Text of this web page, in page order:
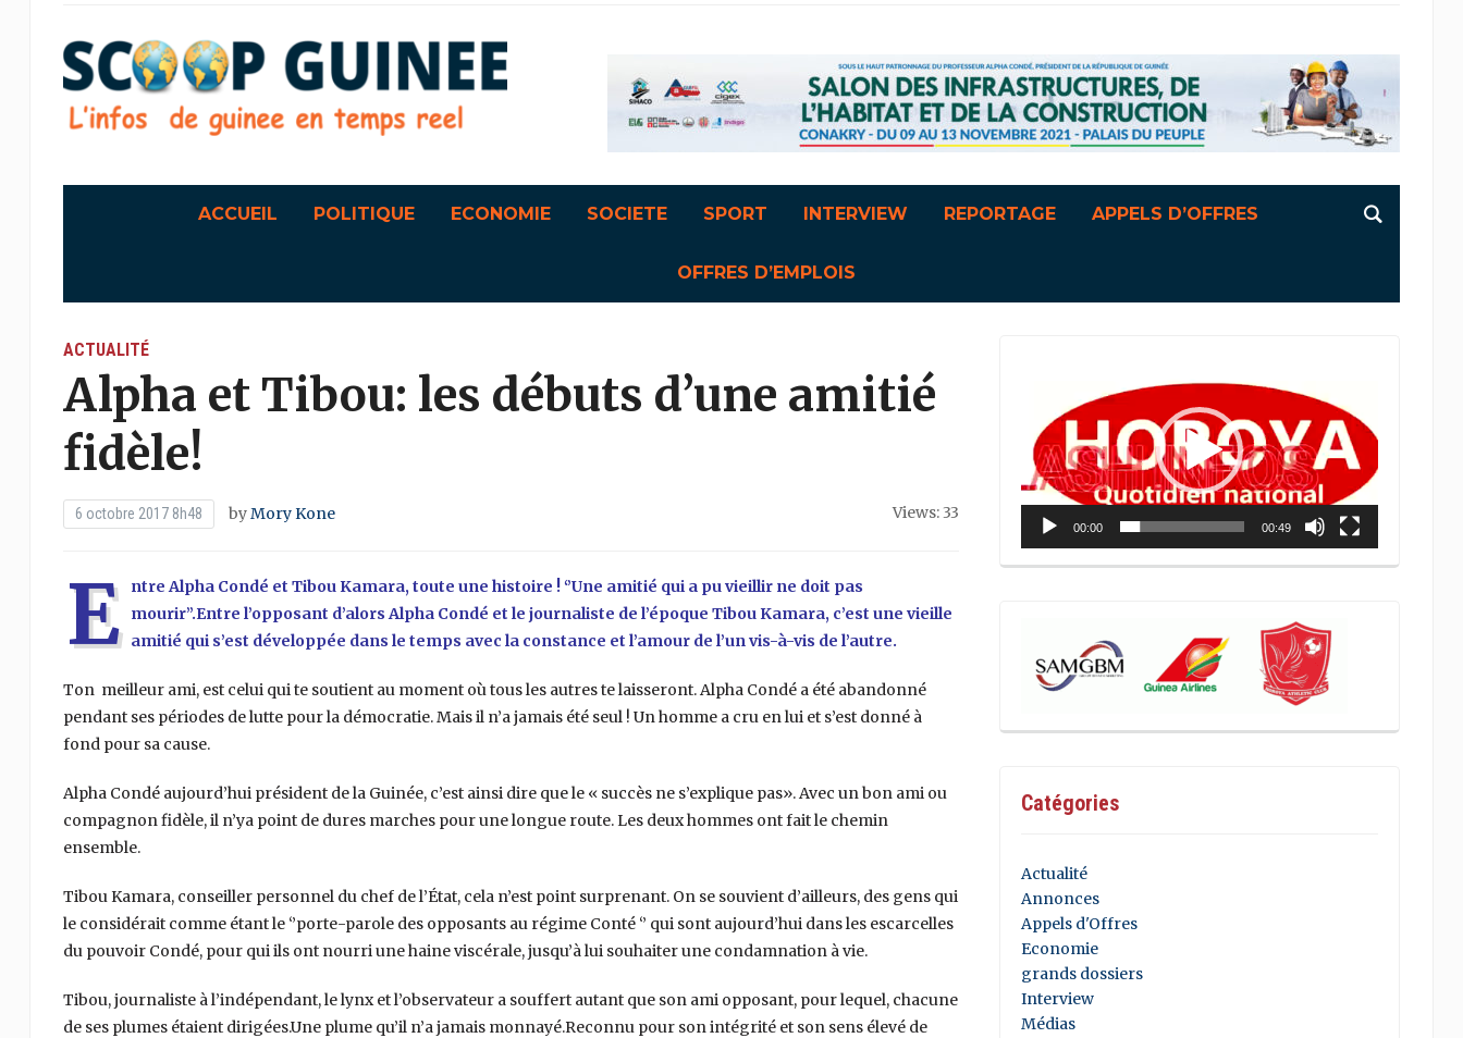
ACCUEIL POLITIQUE ECONOMIE SOCIETE SPORT INTERVIEW REPORTAGE APPELS D’OFFRES
OFFRES D’EMPLOIS
ACTUALITÉ
Alpha et Tibou: les débuts d’une amitié
fidèle!
6 octobre 2017 8h48 byMory Kone Views: 33
E
ntre Alpha Condé et Tibou Kamara, toute une histoire ! ‘’Une amitié qui a pu vieillir ne doit pas
mourir’’.Entre l’opposant d’alors Alpha Condé et le journaliste de l’époque Tibou Kamara, c’est une vieille
amitié qui s’est développée dans le temps avec la constance et l’amour de l’un vis-à-vis de l’autre.
Ton meilleur ami, est celui qui te soutient au moment où tous les autres te laisseront. Alpha Condé a été abandonné
pendant ses périodes de lutte pour la démocratie. Mais il n’a jamais été seul ! Un homme a cru en lui et s’est donné à
fond pour sa cause.
Alpha Condé aujourd’hui président de la Guinée, c’est ainsi dire que le « succès ne s’explique pas». Avec un bon ami ou
compagnon fidèle, il n’ya point de dures marches pour une longue route. Les deux hommes ont fait le chemin
ensemble.
Tibou Kamara, conseiller personnel du chef de l’État, cela n’est point surprenant. On se souvient d’ailleurs, des gens qui
le considérait comme étant le ‘’porte-parole des opposants au régime Conté ‘’ qui sont aujourd’hui dans les escarcelles
du pouvoir Condé, pour qui ils ont nourri une haine viscérale, jusqu’à lui souhaiter une condamnation à vie.
Tibou, journaliste à l’indépendant, le lynx et l’observateur a souffert autant que son ami opposant, pour lequel, chacune
de ses plumes étaient dirigées.Une plume qu’il n’a jamais monnayé.Reconnu pour son intégrité et son sens élevé de
00:00 00:49
Catégories
Actualité
Annonces
Appels d'Offres
Economie
grands dossiers
Interview
Médias